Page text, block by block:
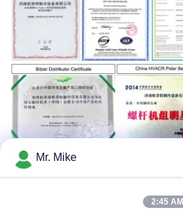
Étiquettes:supports de réfrigération
système parallèle de compresseur,
Mr. Mike
2:45 AM